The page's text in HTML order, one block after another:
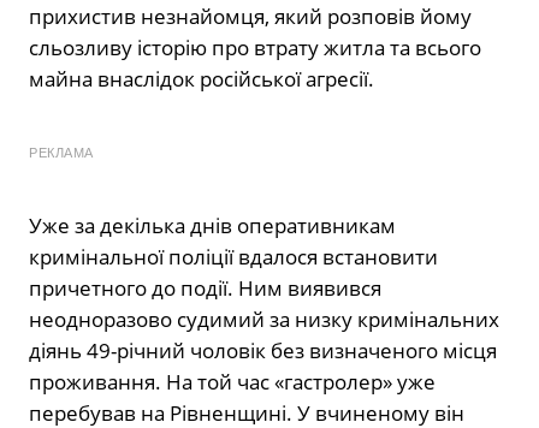
прихистив незнайомця, який розповів йому
сльозливу історію про втрату житла та всього
майна внаслідок російської агресії.
РЕКЛАМА
Уже за декілька днів оперативникам
кримінальної поліції вдалося встановити
причетного до події. Ним виявився
неодноразово судимий за низку кримінальних
діянь 49-річний чоловік без визначеного місця
проживання. На той час «гастролер» уже
перебував на Рівненщині. У вчиненому він